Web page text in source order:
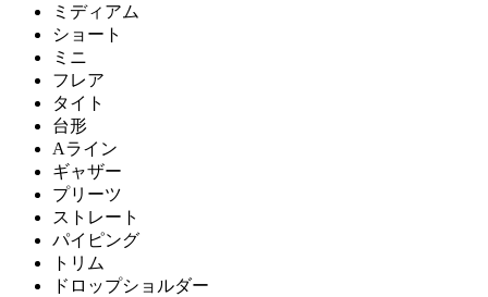
ミディアム
ショート
ミニ
フレア
タイト
台形
Aライン
ギャザー
プリーツ
ストレート
パイピング
トリム
ドロップショルダー